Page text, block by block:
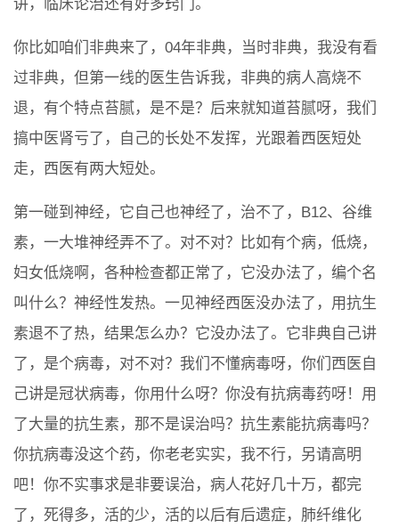
讲，临床论治还有好多窍门。
你比如咱们非典来了，04年非典，当时非典，我没有看
过非典，但第一线的医生告诉我，非典的病人高烧不
退，有个特点苔腻，是不是？后来就知道苔腻呀，我们
搞中医肾亏了，自己的长处不发挥，光跟着西医短处
走，西医有两大短处。
第一碰到神经，它自己也神经了，治不了，B12、谷维
素，一大堆神经弄不了。对不对？比如有个病，低烧，
妇女低烧啊，各种检查都正常了，它没办法了，编个名
叫什么？神经性发热。一见神经西医没办法了，用抗生
素退不了热，结果怎么办？它没办法了。它非典自己讲
了，是个病毒，对不对？我们不懂病毒呀，你们西医自
己讲是冠状病毒，你用什么呀？你没有抗病毒药呀！用
了大量的抗生素，那不是误治吗？抗生素能抗病毒吗？
你抗病毒没这个药，你老老实实，我不行，另请高明
吧！你不实事求是非要误治，病人花好几十万，都完
了，死得多，活的少，活的以后有后遗症，肺纤维化